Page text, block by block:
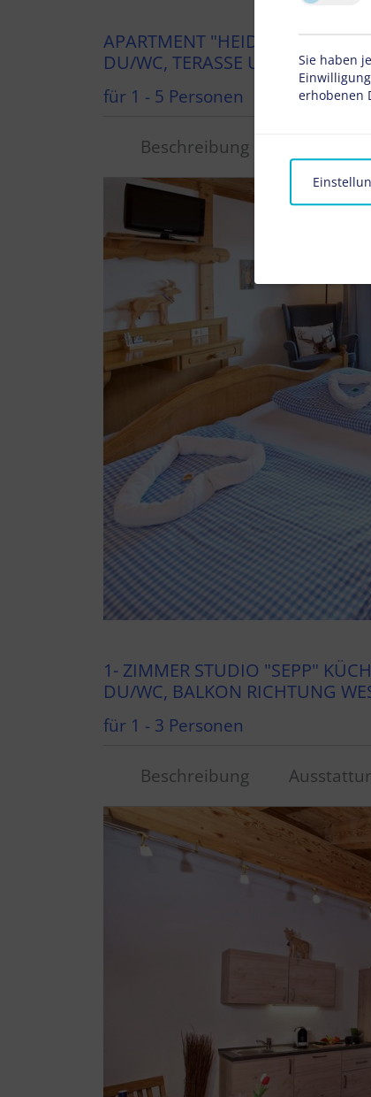
APARTMENT "HEIDI" MIT 2
DU/WC, TERASSE UND
für 1 - 5 Personen
Beschreibung
1- ZIMMER STUDIO "SEPP"
DU/WC, BALKON RICHTUNG
für 1 - 3 Personen
Beschreibung
Sie haben
erhobenen